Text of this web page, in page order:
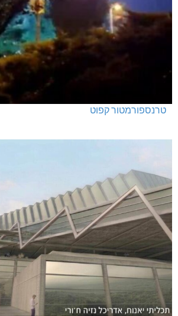
טרנספורמטור קפוט